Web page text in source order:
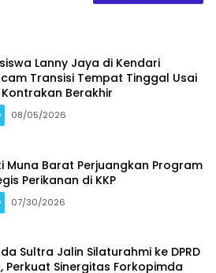
Lanny Jaya di Kendari
Transisi Tempat Tinggal Usai
Berakhir
08/05/2026
Muna Barat Perjuangkan Program
Perikanan di KKP
07/30/2026
Sultra Jalin Silaturahmi ke DPRD
Perkuat Sinergitas Forkopimda